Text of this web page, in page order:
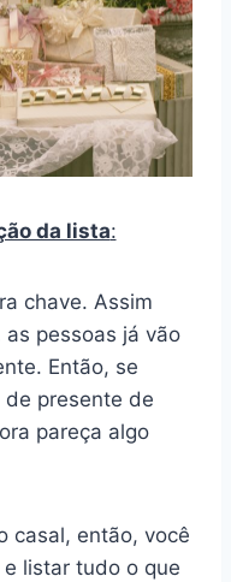
da lista:
chave. Assim
pessoas já vão
Então, se
presente de
pareça algo
casal, então, você
listar tudo o que